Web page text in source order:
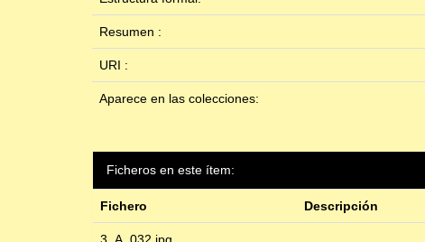
Resumen :
URI :
Aparece en las colecciones:
Ficheros en este ítem:
Fichero Descripción